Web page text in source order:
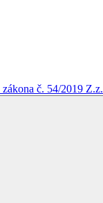
č. 54/2019 Z.z.